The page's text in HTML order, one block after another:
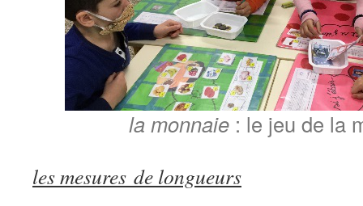
la monnaie : le jeu de la
les mesures de longueurs